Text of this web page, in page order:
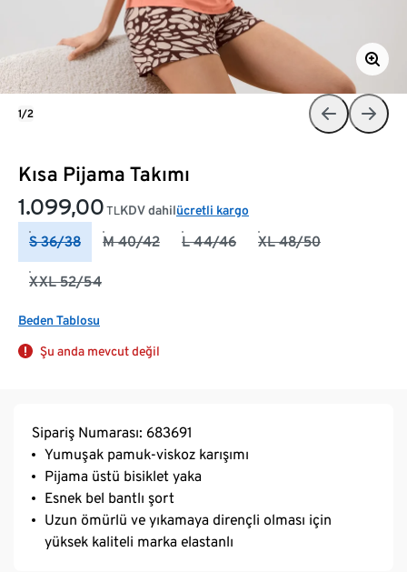
Kısa Pijama Takımı
1.099,00 TL KDV dahilücretli kargo
S 36/38 M 40/42 L 44/46 XL 48/50
XXL 52/54
Beden Tablosu
Şu anda mevcut değil
1/2
Sipariş Numarası: 683691
Yumuşak pamuk-viskoz karışımı
Pijama üstü bisiklet yaka
Esnek bel bantlı şort
Uzun ömürlü ve yıkamaya dirençli olması için
yüksek kaliteli marka elastanlı